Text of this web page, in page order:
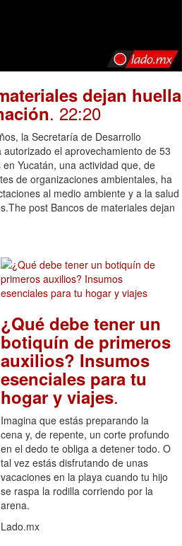
dejan huella
. 22:20
la Secretaría de Desarrollo
autorizado el aprovechamiento de 53
Yucatán, una actividad que, de
de organizaciones ambientales, ha
al medio ambiente y a la salud
post Bancos de materiales dejan
¿Qué debe tener un
botiquín de primeros
auxilios? Insumos
esenciales para tu
hogar y viajes.
Imagina que estás preparando la
cena y, de repente, un corte profundo
en el dedo te obliga a detener todo. O
tal vez estás disfrutando de unas
vacaciones en la playa cuando tu hijo
se raspa la rodilla corriendo por la
arena.
Lado.mx